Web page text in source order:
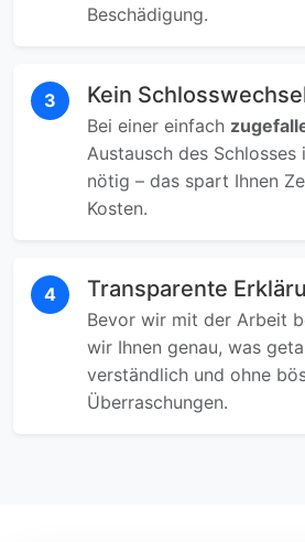
Beschädigung.
3 Kein
Bei einer einfach
Austausch des Schlosses
nötig – das spart Ihnen
Kosten.
4 Transparente
Bevor wir mit der Arbeit
wir Ihnen genau, was
verständlich und ohne
Überraschungen.